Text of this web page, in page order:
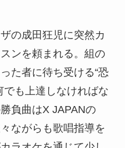
の成田狂児に突然カ
ンを頼まれる。組の
た者に待ち受ける“恐
でも上達しなければな
負曲はX JAPANの
ながらも歌唱指導を